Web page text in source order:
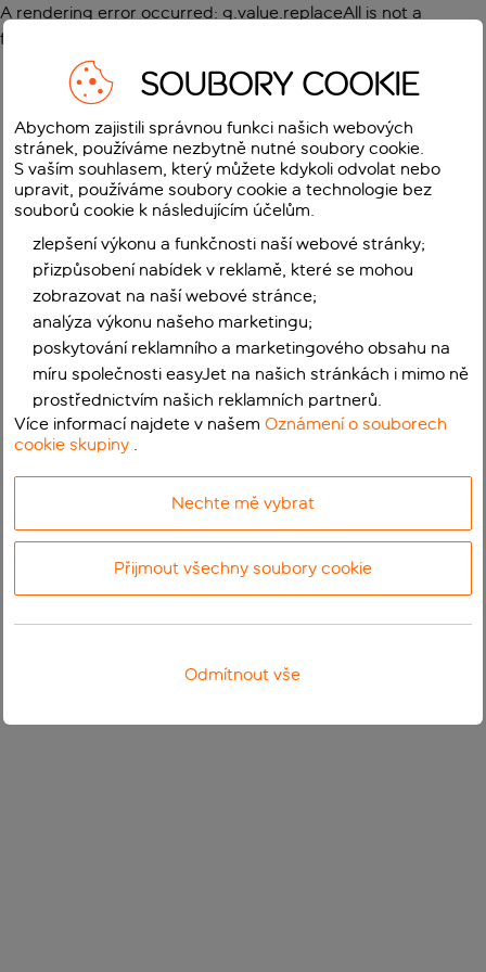
A rendering error occurred: g.value.replaceAll is not a
function
SOUBORY COOKIE
Abychom zajistili správnou funkci našich webových
stránek, používáme nezbytně nutné soubory cookie.
S vaším souhlasem, který můžete kdykoli odvolat nebo
upravit, používáme soubory cookie a technologie bez
souborů cookie k následujícím účelům.
zlepšení výkonu a funkčnosti naší webové stránky;
přizpůsobení nabídek v reklamě, které se mohou
zobrazovat na naší webové stránce;
analýza výkonu našeho marketingu;
poskytování reklamního a marketingového obsahu na
míru společnosti easyJet na našich stránkách i mimo ně
prostřednictvím našich reklamních partnerů.
Více informací najdete v našemOznámení o souborech
cookie skupiny .
Nechte mě vybrat
Přijmout všechny soubory cookie
Odmítnout vše